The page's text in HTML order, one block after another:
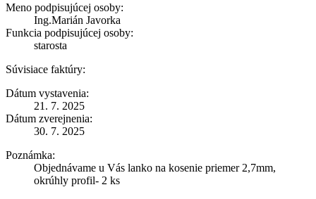
Meno podpisujúcej osoby:
Ing.Marián Javorka
Funkcia podpisujúcej osoby:
starosta
Súvisiace faktúry:
Dátum vystavenia:
21. 7. 2025
Dátum zverejnenia:
30. 7. 2025
Poznámka:
Objednávame u Vás lanko na kosenie priemer 2,7mm,
okrúhly profil- 2 ks